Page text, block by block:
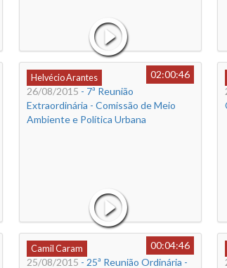
Helvécio Arantes
02:00:46
26/08/2015 - 7ª Reunião
Extraordinária - Comissão de Meio
Ambiente e Política Urbana
Camil Caram
00:04:46
25/08/2015 - 25ª Reunião Ordinária -